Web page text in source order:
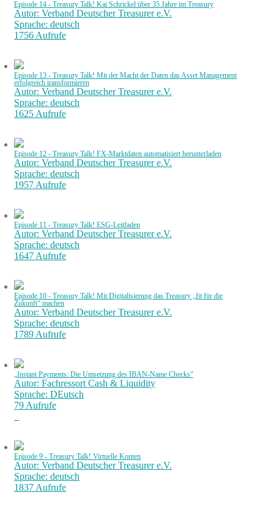
Episode 14 - Treasury Talk! Kai Schrickel über 35 Jahre im Treasury
Autor: Verband Deutscher Treasurer e.V.
Sprache: deutsch
1756 Aufrufe
Episode 13 - Treasury Talk! Mit der Macht der Daten das Asset Management
erfolgreich transformieren
Autor: Verband Deutscher Treasurer e.V.
Sprache: deutsch
1625 Aufrufe
Episode 12 - Treasury Talk! FX-Marktdaten automatisiert herunterladen
Autor: Verband Deutscher Treasurer e.V.
Sprache: deutsch
1957 Aufrufe
Episode 11 - Treasury Talk! ESG-Leitfaden
Autor: Verband Deutscher Treasurer e.V.
Sprache: deutsch
1647 Aufrufe
Episode 10 - Treasury Talk! Mit Digitalisierung das Treasury „fit für die
Zukunft“ machen
Autor: Verband Deutscher Treasurer e.V.
Sprache: deutsch
1789 Aufrufe
„Instant Payments: Die Umsetzung des IBAN-Name Checks“
Autor: Fachressort Cash & Liquidity
Sprache: DEutsch
79 Aufrufe
Episode 9 - Treasury Talk! Virtuelle Konten
Autor: Verband Deutscher Treasurer e.V.
Sprache: deutsch
1837 Aufrufe